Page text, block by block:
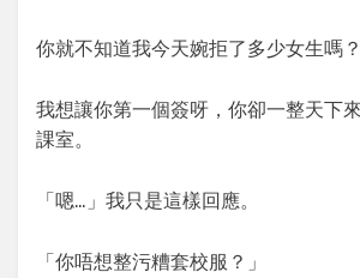
你就不知道我今天婉拒了多少女生嗎？
我想讓你第一個簽呀，你卻一整天下
課室。
「嗯…」我只是這樣回應。
「你唔想整污糟套校服？」